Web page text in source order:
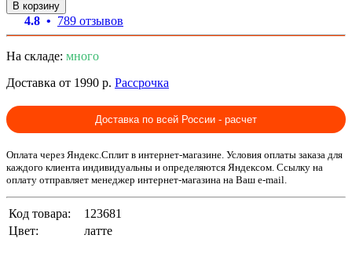
В корзину
4.8 • 789 отзывов
На складе: много
Доставка от 1990 р. Рассрочка
Доставка по всей России - расчет
Оплата через Яндекс.Сплит в интернет-магазине. Условия оплаты заказа для
каждого клиента индивидуальны и определяются Яндексом. Ссылку на
оплату отправляет менеджер интернет-магазина на Ваш e-mail.
Код товара:
123681
Цвет:
латте